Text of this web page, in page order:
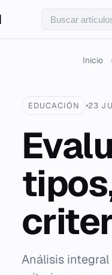
Inicio ›
EDUCACIÓN 23
Análisis